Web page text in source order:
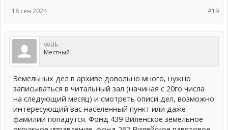
#19
18 сен 2024
Wiłk
Местный
Земельных дел в архиве довольно много, нужно
записываться в читальный зал (начиная с 20го числа
на следующий месяц) и смотреть описи дел, возможно
интересующий вас населенный пункт или даже
фамилии попадутся. Фонд 439 Виленское земельное